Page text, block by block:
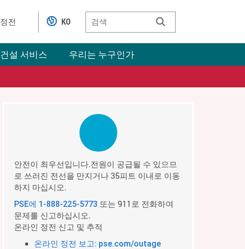
건설 서비스 우리는 누구인가
정전 KO
안전이 최우선입니다.전원이 공급될 수 있으므
로 쓰러진 전선을 만지거나 35피트 이내로 이동
하지 마십시오.
PSE에 1-888-225-5773 또는 911로 전화하여
문제를 신고하십시오.
온라인 정전 신고 및 추적
온라인 정전 보고: pse.com/outage